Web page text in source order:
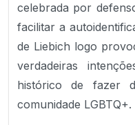
celebrada por
facilitar a
de Liebich logo
verdadeiras
histórico de fazer
comunidade LGBTQ+.